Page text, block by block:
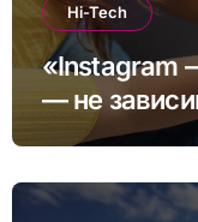
Hi-Tech
«Instagram
— не
платформы